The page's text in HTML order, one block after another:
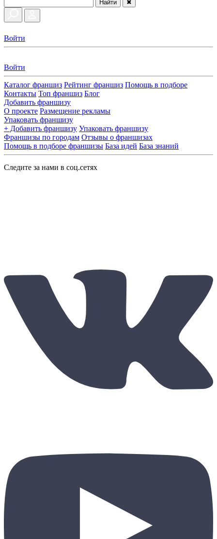
Найти ✖
Войти
Войти
Каталог франшиз Рейтинг франшиз Помощь в подборе
Контакты Топ франшиз Блог
Добавить франшизу
О проекте Размещение рекламы
Упаковать франшизу
+ Добавить франшизу Упаковать франшизу
Франшизы по городам Отзывы о франшизах
Помощь в подборе франшизы База идей База знаний
Следите за нами в соц.сетях